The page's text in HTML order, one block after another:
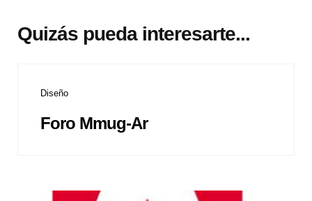
Quizás pueda interesarte...
Diseño
Foro Mmug-Ar